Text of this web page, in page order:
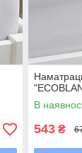
В
543 ₴